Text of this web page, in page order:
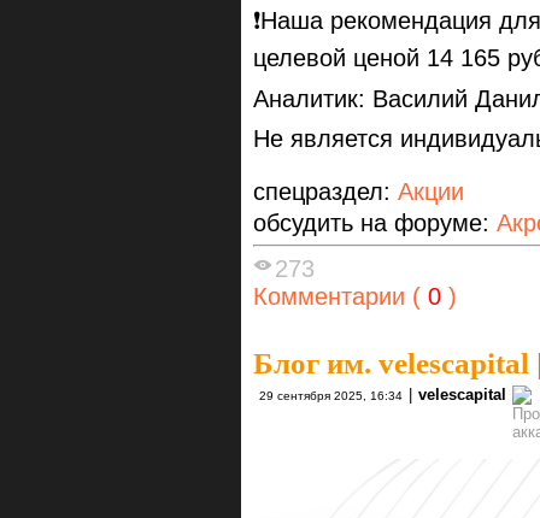
❗️Наша рекомендация
целевой ценой 14 165
Аналитик: Василий
Не является
спецраздел: Акции
обсудить на форуме:
273
Комментарии ( 0 )
Блог им. velescapital
29 сентября 2025, 16:34 velescapital